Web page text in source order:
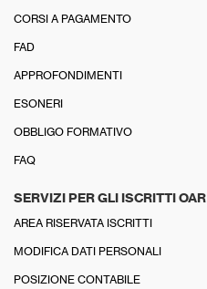
CORSI A PAGAMENTO
FAD
APPROFONDIMENTI
ESONERI
OBBLIGO FORMATIVO
FAQ
SERVIZI PER GLI ISCRITTI OAR
AREA RISERVATA ISCRITTI
MODIFICA DATI PERSONALI
POSIZIONE CONTABILE